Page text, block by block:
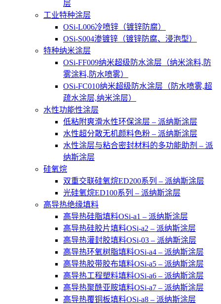
层
工业特种涂层
OSi-L006冷喷锌（镀锌防腐）
OSi-S004渗镀锌（镀锌防腐、浸泡型）
特种纳米涂层
OSi-FF009纳米超级防水涂层（纳米涂料,防
雾涂料,防水喷雾）
OSi-FC010纳米超级防水涂层（防水喷雾,超
疏水涂层,纳米涂层）
水性功能性涂层
低粘附爽滑水性环保涂层 – 派纳斯涂层
水性超分散无机颜料色粉 – 派纳斯涂层
水性涂层与粘合密封材料的多功能助剂 – 派
纳斯涂层
硅氧烷
双重交联硅氧烷ED200系列 – 派纳斯涂层
光硅氧烷ED100系列 – 派纳斯涂层
高导热绝缘填料
高导热硅脂填料OSi-a1 – 派纳斯涂层
高导热硅胶片填料OSi-a2 – 派纳斯涂层
高导热灌封胶填料OSi-03 – 派纳斯涂层
高导热环氧树脂填料OSi-a4 – 派纳斯涂层
高导热胶带胶布填料OSi-a5 – 派纳斯涂层
高导热工程塑料填料OSi-a6 – 派纳斯涂层
高导热聚酰亚胺填料OSi-a7 – 派纳斯涂层
高导热覆铜板填料OSi-a8 – 派纳斯涂层